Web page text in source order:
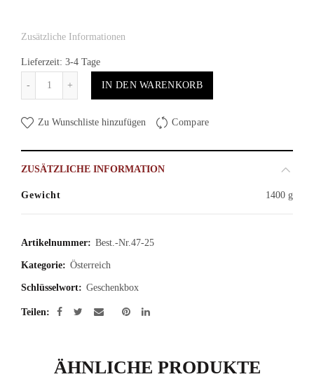
Zusätzliche Informationen
Lieferzeit: 3-4 Tage
Anzahl
IN DEN WARENKORB
Zu Wunschliste hinzufügen Compare
ZUSÄTZLICHE INFORMATION
Gewicht 1400 g
Artikelnummer: Best.-Nr.47-25
Kategorie: Österreich
Schlüsselwort: Geschenkbox
Teilen
ÄHNLICHE PRODUKTE